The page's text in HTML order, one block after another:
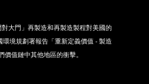
大門」再製造和再製造製程對美國的
境規劃署報告「重新定義價值 - 製造
值鏈中其他地區的衝擊。